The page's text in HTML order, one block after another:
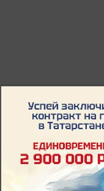
Авторизоваться